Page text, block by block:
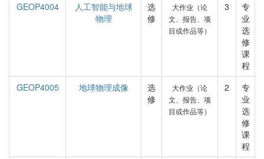
GEOP4004
人工智能与地球
物理
选
修
大作业（论
文、报告、项
目或作品等）
3
专
业
选
修
课
程
GEOP4005
地球物理成像
选
修
大作业（论
文、报告、项
目或作品等）
2
专
业
选
修
课
程